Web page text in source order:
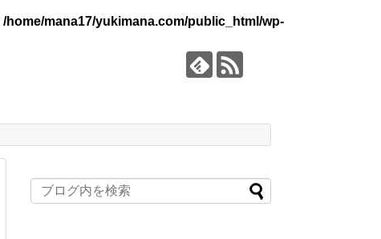
/home/mana17/yukimana.com/public_html/wp-